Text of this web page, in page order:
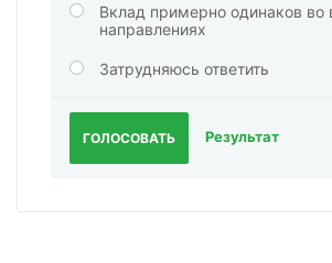
Вклад примерно одинаков во
направлениях
Затрудняюсь ответить
ГОЛОСОВАТЬ Результат